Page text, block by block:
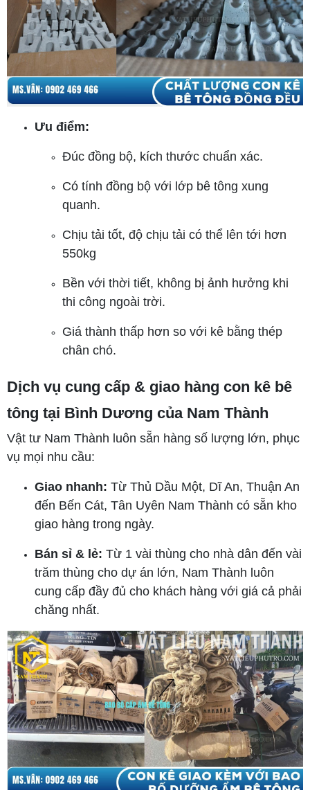
Ưu điểm:
Đúc đồng bộ, kích thước chuẩn xác.
Có tính đồng bộ với lớp bê tông xung
quanh.
Chịu tải tốt, độ chịu tải có thể lên tới hơn
550kg
Bền với thời tiết, không bị ảnh hưởng khi
thi công ngoài trời.
Giá thành thấp hơn so với kê bằng thép
chân chó.
Dịch vụ cung cấp & giao hàng con kê bê
tông tại Bình Dương của Nam Thành
Vật tư Nam Thành luôn sẵn hàng số lượng lớn, phục
vụ mọi nhu cầu:
Giao nhanh: Từ Thủ Dầu Một, Dĩ An, Thuận An
đến Bến Cát, Tân Uyên Nam Thành có sẵn kho
giao hàng trong ngày.
Bán sỉ & lẻ: Từ 1 vài thùng cho nhà dân đến vài
trăm thùng cho dự án lớn, Nam Thành luôn
cung cấp đầy đủ cho khách hàng với giá cả phải
chăng nhất.